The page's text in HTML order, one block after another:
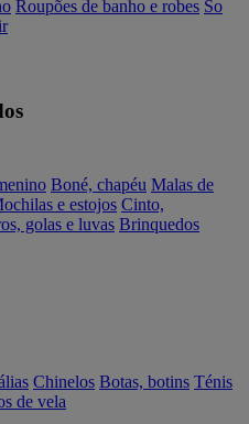
Roupões de banho e robes So
Boné, chapéu Malas de
e estojos Cinto,
golas e luvas Brinquedos
Chinelos Botas, botins Ténis
de vela